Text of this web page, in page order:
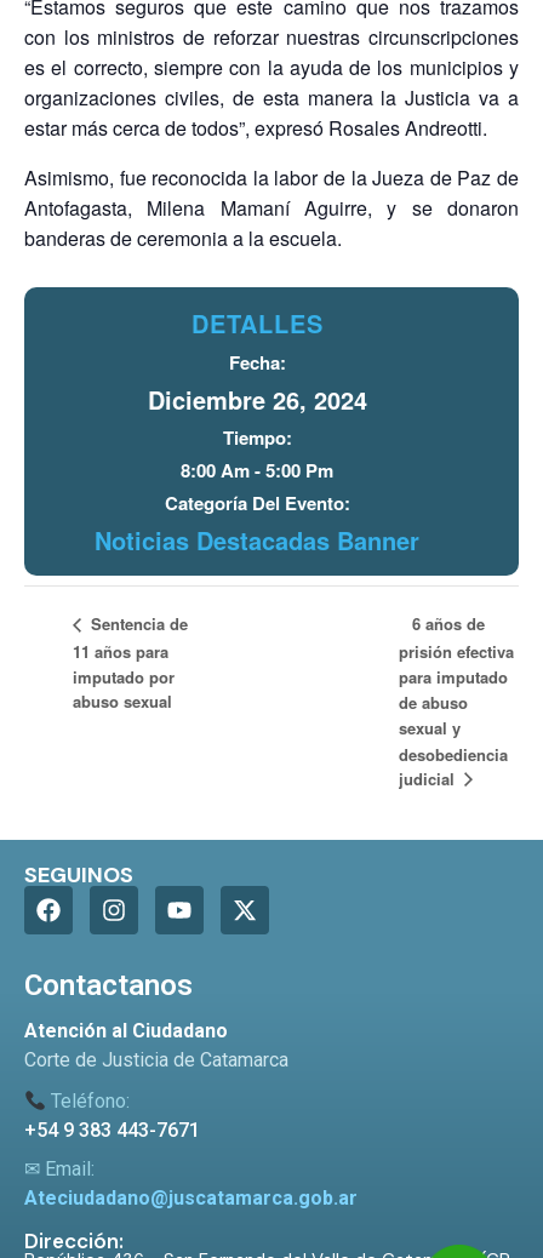
“Estamos seguros que este camino que nos trazamos
con los ministros de reforzar nuestras circunscripciones
es el correcto, siempre con la ayuda de los municipios y
organizaciones civiles, de esta manera la Justicia va a
estar más cerca de todos”, expresó Rosales Andreotti.
Asimismo, fue reconocida la labor de la Jueza de Paz de
Antofagasta, Milena Mamaní Aguirre, y se donaron
banderas de ceremonia a la escuela.
DETALLES
Fecha:
Diciembre 26, 2024
Tiempo:
8:00 Am - 5:00 Pm
Categoría Del Evento:
Noticias Destacadas Banner
Sentencia de
11 años para
imputado por
abuso sexual
6 años de
prisión efectiva
para imputado
de abuso
sexual y
desobediencia
judicial
SEGUINOS
Contactanos
Atención al Ciudadano
Corte de Justicia de Catamarca
Teléfono:
+54 9 383 443-7671
✉ Email:
Ateciudadano@juscatamarca.gob.ar
Dirección: